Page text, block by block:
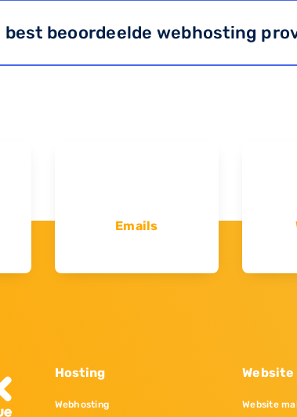
best beoordeelde webhosting
Emails
Hosting
Webhosting
Website
Website